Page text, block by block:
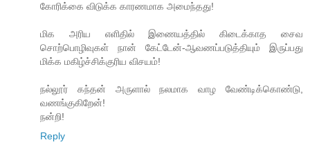
கோரிக்கை விடுக்க காரணமாக அமைந்தது!
மிக அரிய எளிதில் இணையத்தில் கிடைக்காத சைவ
சொற்பொழிவுகள் நான் கேட்டேன்-ஆவணப்படுத்தியும் இருப்பது
மிக்க மகிழ்ச்சிக்குரிய விசயம்!
நல்லூர் கந்தன் அருளால் நலமாக வாழ வேண்டிக்கொண்டு,
வணங்குகிறேன்!
நன்றி!
Reply